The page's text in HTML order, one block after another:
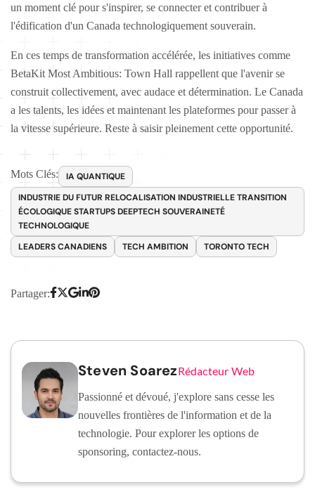
un moment clé pour s'inspirer, se connecter et contribuer à
l'édification d'un Canada technologiquement souverain.
En ces temps de transformation accélérée, les initiatives comme
BetaKit Most Ambitious: Town Hall rappellent que l'avenir se
construit collectivement, avec audace et détermination. Le Canada
a les talents, les idées et maintenant les plateformes pour passer à
la vitesse supérieure. Reste à saisir pleinement cette opportunité.
Mots Clés:
IA QUANTIQUE
INDUSTRIE DU FUTUR RELOCALISATION INDUSTRIELLE TRANSITION
ÉCOLOGIQUE STARTUPS DEEPTECH SOUVERAINETÉ
TECHNOLOGIQUE
LEADERS CANADIENS
TECH AMBITION TORONTO TECH
Partager:
Steven SoarezRédacteur Web
Passionné et dévoué, j'explore sans cesse les
nouvelles frontières de l'information et de la
technologie. Pour explorer les options de
sponsoring, contactez-nous.